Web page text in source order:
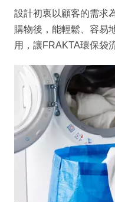
設計初衷以顧客的需求
購物後，能輕鬆、容易
用，讓FRAKTA環保袋